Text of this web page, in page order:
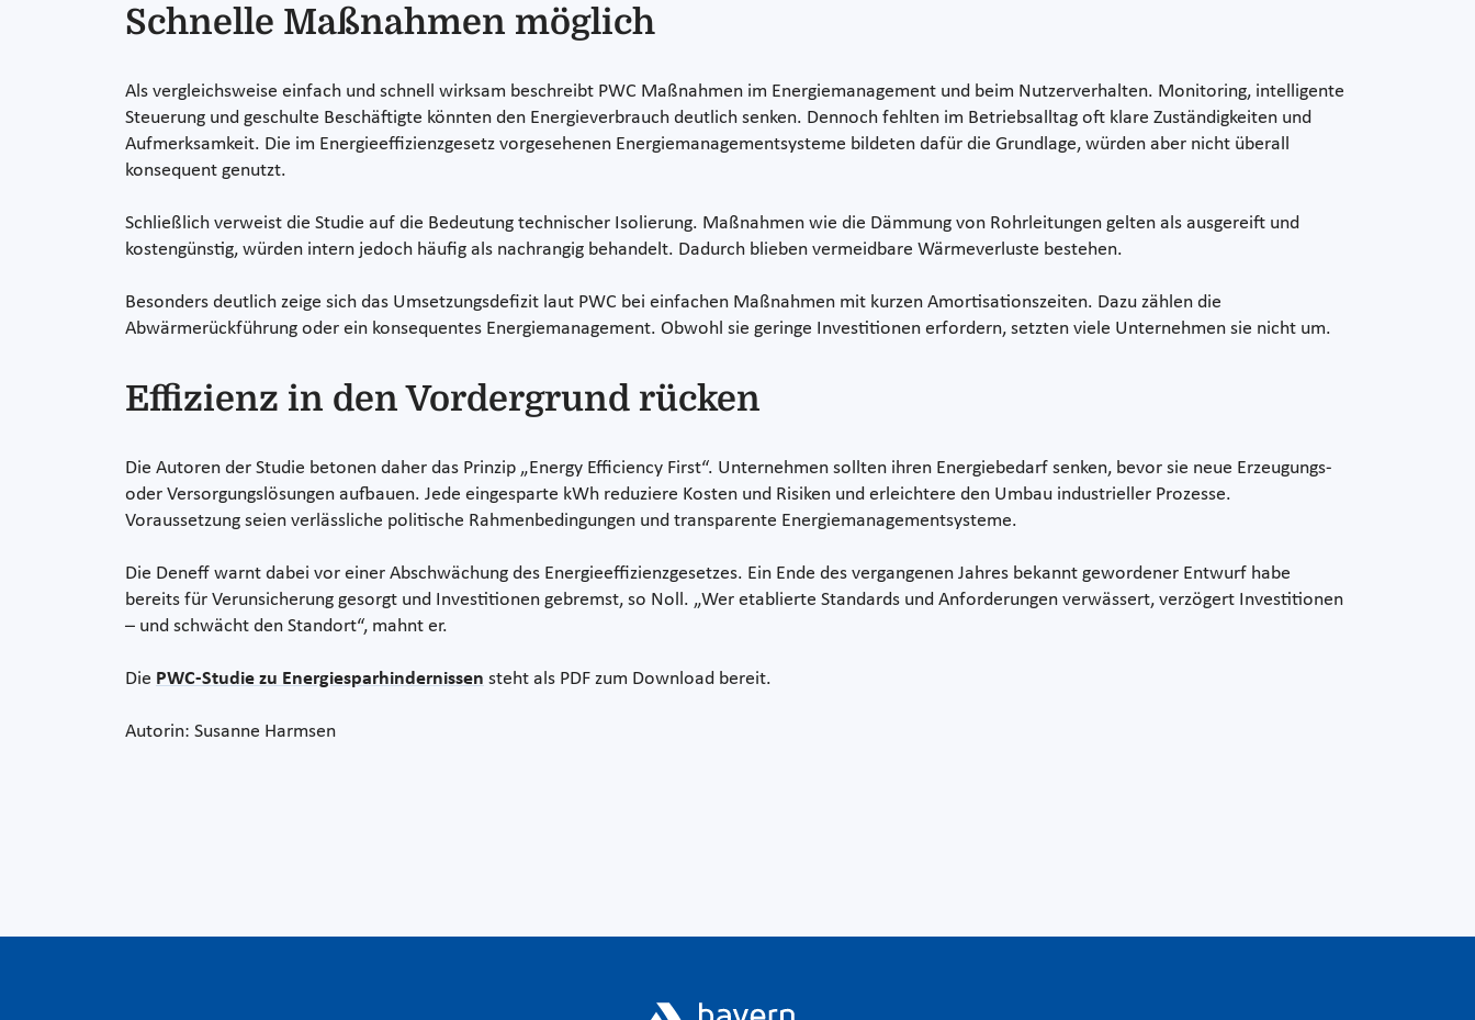
Schnelle Maßnahmen möglich
Als vergleichsweise einfach und schnell wirksam beschreibt PWC Maßnahmen im Energiemanagement und beim Nutzerverhalten. Monitoring, intelligente
Steuerung und geschulte Beschäftigte könnten den Energieverbrauch deutlich senken. Dennoch fehlten im Betriebsalltag oft klare Zuständigkeiten und
Aufmerksamkeit. Die im Energieeffizienzgesetz vorgesehenen Energiemanagementsysteme bildeten dafür die Grundlage, würden aber nicht überall
konsequent genutzt.
Schließlich verweist die Studie auf die Bedeutung technischer Isolierung. Maßnahmen wie die Dämmung von Rohrleitungen gelten als ausgereift und
kostengünstig, würden intern jedoch häufig als nachrangig behandelt. Dadurch blieben vermeidbare Wärmeverluste bestehen.
Besonders deutlich zeige sich das Umsetzungsdefizit laut PWC bei einfachen Maßnahmen mit kurzen Amortisationszeiten. Dazu zählen die
Abwärmerückführung oder ein konsequentes Energiemanagement. Obwohl sie geringe Investitionen erfordern, setzten viele Unternehmen sie nicht um.
Effizienz in den Vordergrund rücken
Die Autoren der Studie betonen daher das Prinzip „Energy Efficiency First“. Unternehmen sollten ihren Energiebedarf senken, bevor sie neue Erzeugungs-
oder Versorgungslösungen aufbauen. Jede eingesparte kWh reduziere Kosten und Risiken und erleichtere den Umbau industrieller Prozesse.
Voraussetzung seien verlässliche politische Rahmenbedingungen und transparente Energiemanagementsysteme.
Die Deneff warnt dabei vor einer Abschwächung des Energieeffizienzgesetzes. Ein Ende des vergangenen Jahres bekannt gewordener Entwurf habe
bereits für Verunsicherung gesorgt und Investitionen gebremst, so Noll. „Wer etablierte Standards und Anforderungen verwässert, verzögert Investitionen
– und schwächt den Standort“, mahnt er.
Die PWC-Studie zu Energiesparhindernissen steht als PDF zum Download bereit.
Autorin: Susanne Harmsen